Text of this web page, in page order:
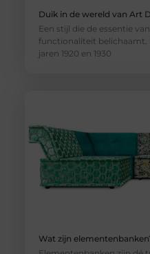
Duik in de wereld van Art
Een stijl die de essentie
functionaliteit belichaamt.
jaren 1920 en 1930
Wat zijn